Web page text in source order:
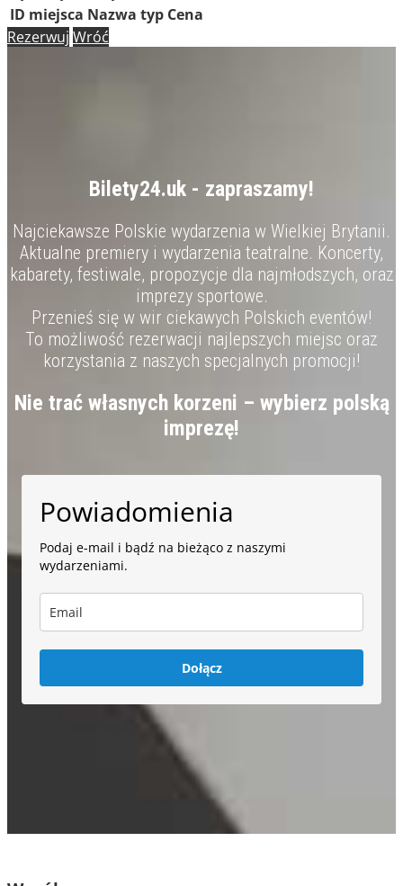
ID miejsca Nazwa typ Cena
Rezerwuj Wróć
Bilety24.uk - zapraszamy!
Najciekawsze Polskie wydarzenia w Wielkiej Brytanii.
Aktualne premiery i wydarzenia teatralne. Koncerty,
kabarety, festiwale, propozycje dla najmłodszych, oraz
imprezy sportowe.
Przenieś się w wir ciekawych Polskich eventów!
To możliwość rezerwacji najlepszych miejsc oraz
korzystania z naszych specjalnych promocji!
Nie trać własnych korzeni – wybierz polską
imprezę!
Powiadomienia
Podaj e-mail i bądź na bieżąco z naszymi
wydarzeniami.
Dołącz